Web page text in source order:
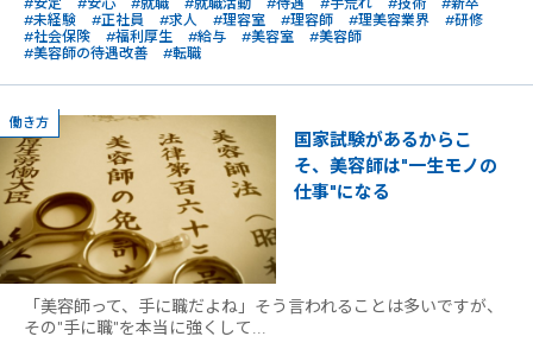
#安定
#安心 #就職 #就職活動 #待遇 #手荒れ #技術
#新卒
#未経験
#正社員 #求人 #理容室 #理容師 #理美容業界
#研修
#社会保険
#福利厚生 #給与 #美容室
#美容師
#美容師の待遇改善
#転職
働き方
国家試験があるからこ
そ、美容師は"一生モノの
仕事"になる
「美容師って、手に職だよね」そう言われることは多いですが、
その"手に職"を本当に強くして...